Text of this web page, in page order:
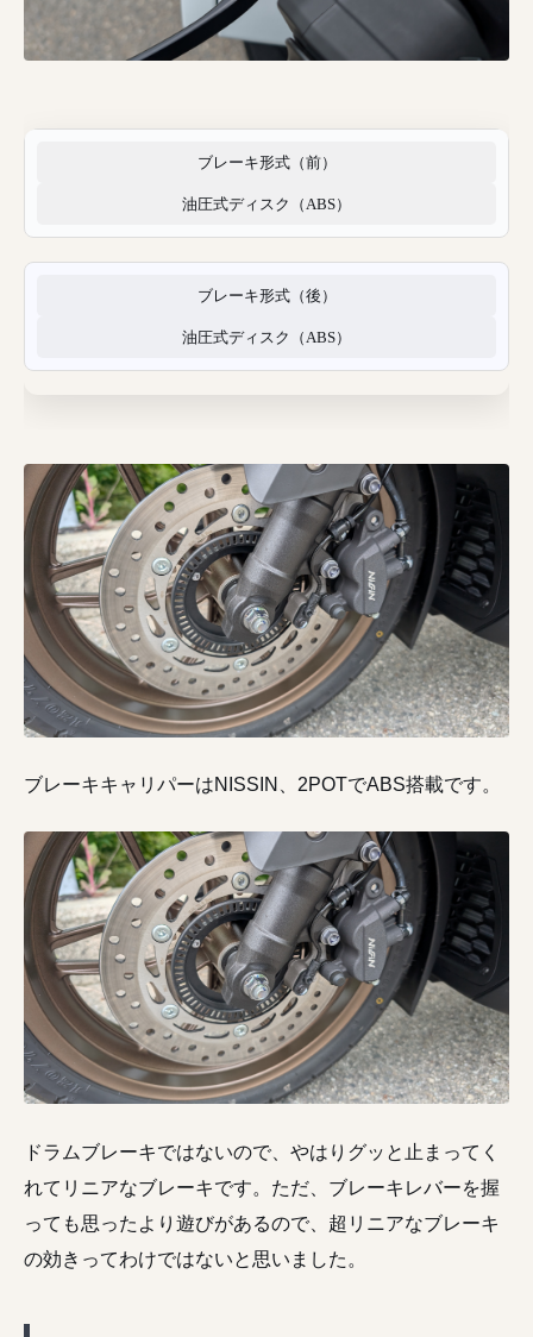
ブレーキ形式（前）
油圧式ディスク（ABS）
ブレーキ形式（後）
油圧式ディスク（ABS）
ブレーキキャリパーはNISSIN、2POTでABS搭載です。
ドラムブレーキではないので、やはりグッと止まってく
れてリニアなブレーキです。ただ、ブレーキレバーを握
っても思ったより遊びがあるので、超リニアなブレーキ
の効きってわけではないと思いました。